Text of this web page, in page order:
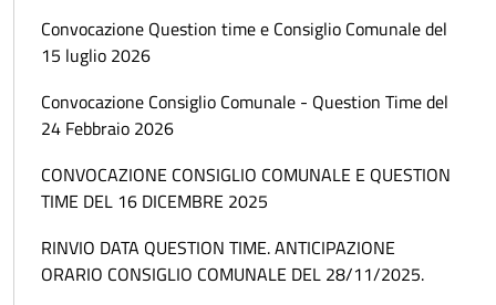
Convocazione Question time e Consiglio Comunale del
15 luglio 2026
Convocazione Consiglio Comunale - Question Time del
24 Febbraio 2026
CONVOCAZIONE CONSIGLIO COMUNALE E QUESTION
TIME DEL 16 DICEMBRE 2025
RINVIO DATA QUESTION TIME. ANTICIPAZIONE
ORARIO CONSIGLIO COMUNALE DEL 28/11/2025.